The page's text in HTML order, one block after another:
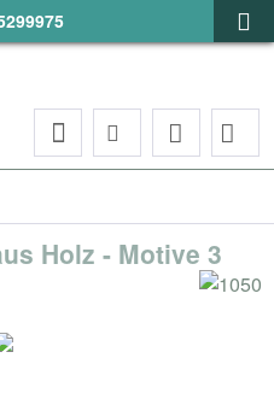
Holz - Motive 3